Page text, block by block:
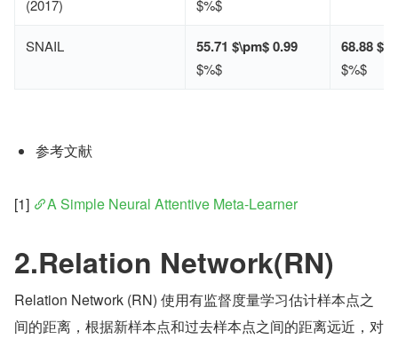
(2017)
$%$
SNAIL 55.71 $\pm$ 0.99
$%$
68.88
$%$
参考文献
[1] A Simple Neural Attentive Meta-Learner
2.Relation Network(RN)
Relation Network (RN) 使用有监督度量学习估计样本点之
间的距离，根据新样本点和过去样本点之间的距离远近，对